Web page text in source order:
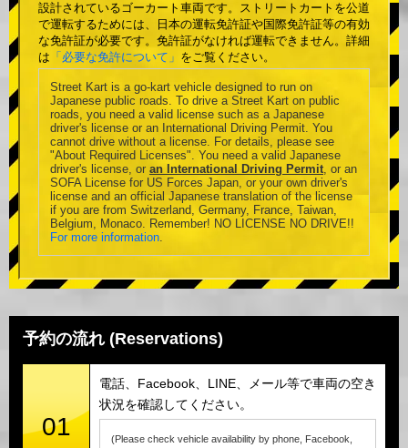
設計されているゴーカート車両です。ストリートカートを公道
で運転するためには、日本の運転免許証や国際免許証等の有効
な免許証が必要です。免許証がなければ運転できません。詳細
は 「必要な免許について」 をご覧ください。
Street Kart is a go-kart vehicle designed to run on
Japanese public roads. To drive a Street Kart on public
roads, you need a valid license such as a Japanese
driver's license or an International Driving Permit. You
cannot drive without a license. For details, please see
"About Required Licenses". You need a valid Japanese
driver's license, or an International Driving Permit, or an
SOFA License for US Forces Japan, or your own driver's
license and an official Japanese translation of the license
if you are from Switzerland, Germany, France, Taiwan,
Belgium, Monaco. Remember! NO LICENSE NO DRIVE!!
For more information.
予約の流れ (Reservations)
01
電話、Facebook、LINE、メール等で車両の空き
状況を確認してください。
(Please check vehicle availability by phone, Facebook,